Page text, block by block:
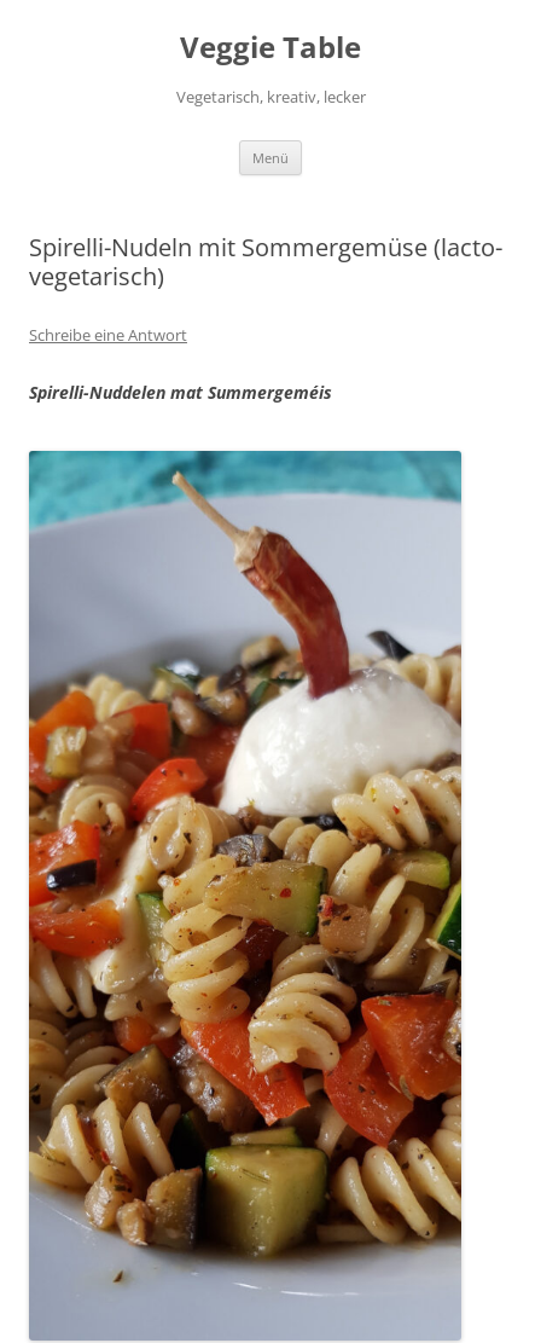
Veggie Table
Vegetarisch, kreativ, lecker
Menü
Spirelli-Nudeln mit Sommergemüse (lacto-
vegetarisch)
Schreibe eine Antwort
Spirelli-Nuddelen mat Summergeméis